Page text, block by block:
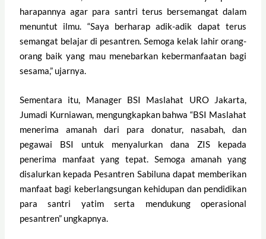
harapannya agar para santri terus bersemangat dalam
menuntut ilmu. “Saya berharap adik-adik dapat terus
semangat belajar di pesantren. Semoga kelak lahir orang-
orang baik yang mau menebarkan kebermanfaatan bagi
sesama,” ujarnya.
Sementara itu, Manager BSI Maslahat URO Jakarta,
Jumadi Kurniawan, mengungkapkan bahwa “BSI Maslahat
menerima amanah dari para donatur, nasabah, dan
pegawai BSI untuk menyalurkan dana ZIS kepada
penerima manfaat yang tepat. Semoga amanah yang
disalurkan kepada Pesantren Sabiluna dapat memberikan
manfaat bagi keberlangsungan kehidupan dan pendidikan
para santri yatim serta mendukung operasional
pesantren” ungkapnya.